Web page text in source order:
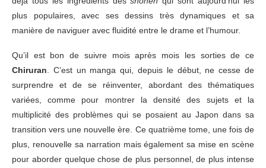
plus populaires, avec ses dessins très dynamiques et sa
manière de naviguer avec fluidité entre le drame et l’humour.
Qu’il est bon de suivre mois après mois les sorties de ce
Chiruran . C’est un manga qui, depuis le début, ne cesse de
surprendre et de se réinventer, abordant des thématiques
variées, comme pour montrer la densité des sujets et la
multiplicité des problèmes qui se posaient au Japon dans sa
transition vers une nouvelle ère. Ce quatrième tome, une fois de
plus, renouvelle sa narration mais également sa mise en scène
pour aborder quelque chose de plus personnel, de plus intense